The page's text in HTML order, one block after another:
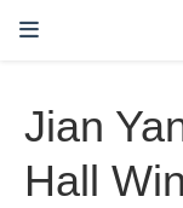
Jian
Hall